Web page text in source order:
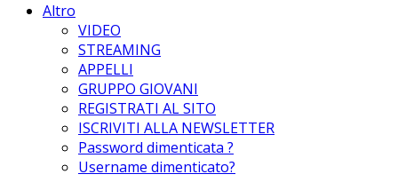
Altro
VIDEO
STREAMING
APPELLI
GRUPPO GIOVANI
REGISTRATI AL SITO
ISCRIVITI ALLA NEWSLETTER
Password dimenticata ?
Username dimenticato?